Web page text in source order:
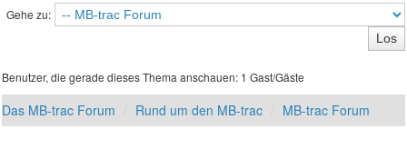
Gehe zu:
Benutzer, die gerade dieses Thema anschauen: 1 Gast/Gäste
Das MB-trac Forum Rund um den MB-trac MB-trac Forum